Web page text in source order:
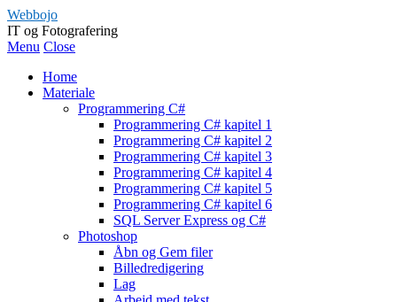
Webbojo
IT og Fotografering
Menu Close
Home
Materiale
Programmering C#
Programmering C# kapitel 1
Programmering C# kapitel 2
Programmering C# kapitel 3
Programmering C# kapitel 4
Programmering C# kapitel 5
Programmering C# kapitel 6
SQL Server Express og C#
Photoshop
Åbn og Gem filer
Billedredigering
Lag